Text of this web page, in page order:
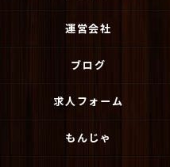
運営会社
ブログ
求人フォーム
もんじゃ